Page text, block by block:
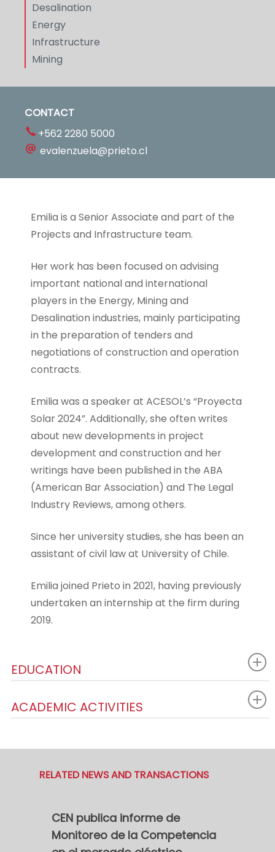
Desalination
Energy
Infrastructure
Mining
CONTACT
+562 2280 5000
evalenzuela@prieto.cl
Emilia is a Senior Associate and part of the
Projects and Infrastructure team.
Her work has been focused on advising
important national and international
players in the Energy, Mining and
Desalination industries, mainly participating
in the preparation of tenders and
negotiations of construction and operation
contracts.
Emilia was a speaker at ACESOL’s “Proyecta
Solar 2024”. Additionally, she often writes
about new developments in project
development and construction and her
writings have been published in the ABA
(American Bar Association) and The Legal
Industry Reviews, among others.
Since her university studies, she has been an
assistant of civil law at University of Chile.
Emilia joined Prieto in 2021, having previously
undertaken an internship at the firm during
2019.
EDUCATION
ACADEMIC ACTIVITIES
RELATED NEWS AND TRANSACTIONS
CEN publica informe de
Monitoreo de la Competencia